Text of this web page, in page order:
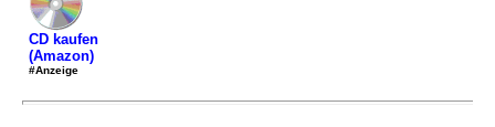
CD kaufen
(Amazon)
#Anzeige